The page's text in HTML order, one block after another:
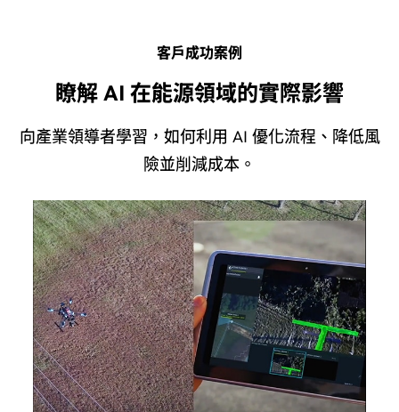
客戶成功案例
瞭解 AI 在能源領域的實際影響
向產業領導者學習，如何利用 AI 優化流程、降低風
險並削減成本。